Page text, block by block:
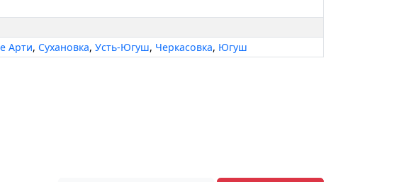
Арти, Сухановка,Усть-Югуш, Черкасовка, Югуш